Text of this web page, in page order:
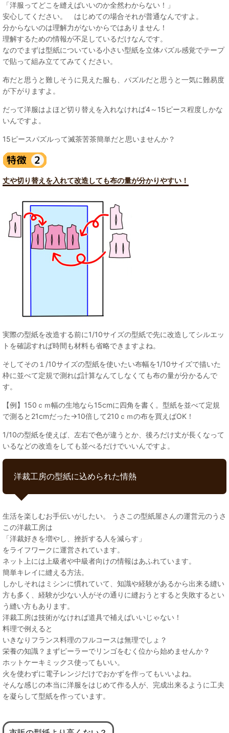
「洋服ってどこを縫えばいいのか全然わからない！」
安心してください。 はじめての場合それが普通なんですよ。
分からないのは理解力がないからではありません！
理解するための情報が不足しているだけなんです。
なのでまずは型紙についている小さい型紙を立体パズル感覚でテープ
で貼って組み立ててみてください。
布だと思うと難しそうに見えた服も、パズルだと思うと一気に難易度
が下がりますよ。
だって洋服はよほど切り替えを入れなければ4～15ピース程度しかな
いんですよ。
15ピースパズルって滅茶苦茶簡単だと思いませんか？
丈や切り替えを入れて改造しても布の量が分かりやすい！
実際の型紙を改造する前に1/10サイズの型紙で先に改造してシルエッ
トを確認すれば時間も材料も省略できますよね。
そしてその１/10サイズの型紙を使いたい布幅を1/10サイズで描いた
枠に並べて定規で測れば計算なんてしなくても布の量が分かるんで
す。
【例】150ｃｍ幅の生地なら15cmに四角を書く。型紙を並べて定規
で測ると21cmだった→10倍して210ｃｍの布を買えばOK！
1/10の型紙を使えば、左右で色が違うとか、後ろだけ丈が長くなって
いるなどの改造をしても並べるだけでいいんですよ。
洋裁工房の型紙に込められた情熱
生活を楽しむお手伝いがしたい。 うさこの型紙屋さんの運営元のうさ
この洋裁工房は
「洋裁好きを増やし、挫折する人を減らす」
をライフワークに運営されています。
ネット上には上級者や中級者向けの情報はあふれています。
簡単キレイに縫える方法。
しかしそれはミシンに慣れていて、知識や経験があるから出来る縫い
方も多く、経験が少ない人がその通りに縫おうとすると失敗するとい
う縫い方もあります。
洋裁工房は技術がなければ道具で補えばいいじゃない！
料理で例えると
いきなりフランス料理のフルコースは無理でしょ？
栄養の知識？まずピーラーでリンゴをむく位から始めませんか？
ホットケーキミックス使ってもいい。
火を使わずに電子レンジだけでおかずを作ってもいいよね。
そんな感じの本当に洋服をはじめて作る人が、完成出来るように工夫
を凝らして型紙を作っています。